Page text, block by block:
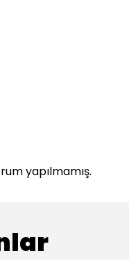
yapılmamış.